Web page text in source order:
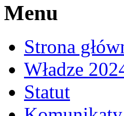
Menu
Strona
Władze
Statut